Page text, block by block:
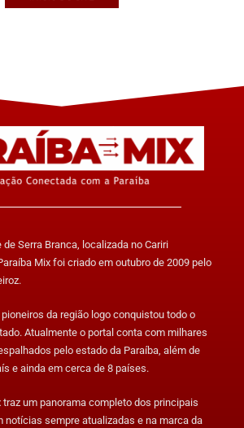
Serra Branca, localizada no Cariri
Mix foi criado em outubro de 2009 pelo
da região logo conquistou todo o
Atualmente o portal conta com milhares
pelo estado da Paraíba, além de
e ainda em cerca de 8 países.
traz um panorama completo dos principais
notícias sempre atualizadas e na marca da